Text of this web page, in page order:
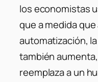
los economistas
que a medida
automatización,
también
reemplaza a un